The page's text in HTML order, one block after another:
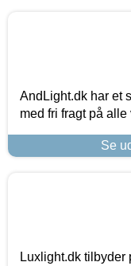
AndLight.dk har et
med fri fragt på
Se
Luxlight.dk tilbyder